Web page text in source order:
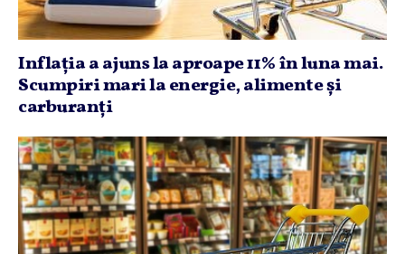
Inflaţia a ajuns la aproape 11% în luna mai.
Scumpiri mari la energie, alimente şi
carburanţi